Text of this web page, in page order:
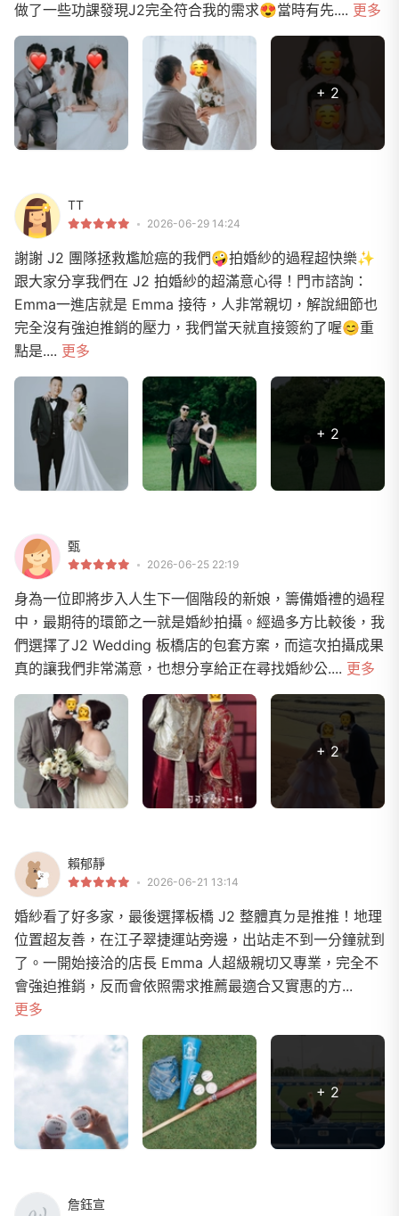
做了一些功課發現J2完全符合我的需求😍當時有先.... 更多
+ 2
TT
2026-06-29 14:24
謝謝 J2 團隊拯救尷尬癌的我們🤪拍婚紗的過程超快樂✨
跟大家分享我們在 J2 拍婚紗的超滿意心得！門市諮詢：
Emma一進店就是 Emma 接待，人非常親切，解說細節也
完全沒有強迫推銷的壓力，我們當天就直接簽約了喔😊重
點是.... 更多
+ 2
甄
2026-06-25 22:19
身為一位即將步入人生下一個階段的新娘，籌備婚禮的過程
中，最期待的環節之一就是婚紗拍攝。經過多方比較後，我
們選擇了J2 Wedding 板橋店的包套方案，而這次拍攝成果
真的讓我們非常滿意，也想分享給正在尋找婚紗公.... 更多
+ 2
賴郁靜
2026-06-21 13:14
婚紗看了好多家，最後選擇板橋 J2 整體真ㄉ是推推！地理
位置超友善，在江子翠捷運站旁邊，出站走不到一分鐘就到
了。一開始接洽的店長 Emma 人超級親切又專業，完全不
會強迫推銷，反而會依照需求推薦最適合又實惠的方...
更多
+ 2
詹鈺宣